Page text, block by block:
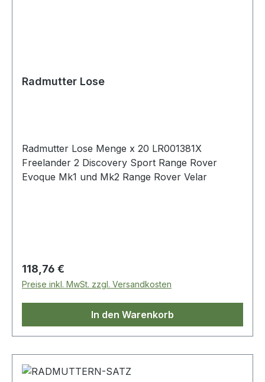
Radmutter Lose
Radmutter Lose Menge x 20 LR001381X
Freelander 2 Discovery Sport Range Rover
Evoque Mk1 und Mk2 Range Rover Velar
Regulärer Preis:
118,76 €
Preise inkl. MwSt. zzgl. Versandkosten
In den Warenkorb